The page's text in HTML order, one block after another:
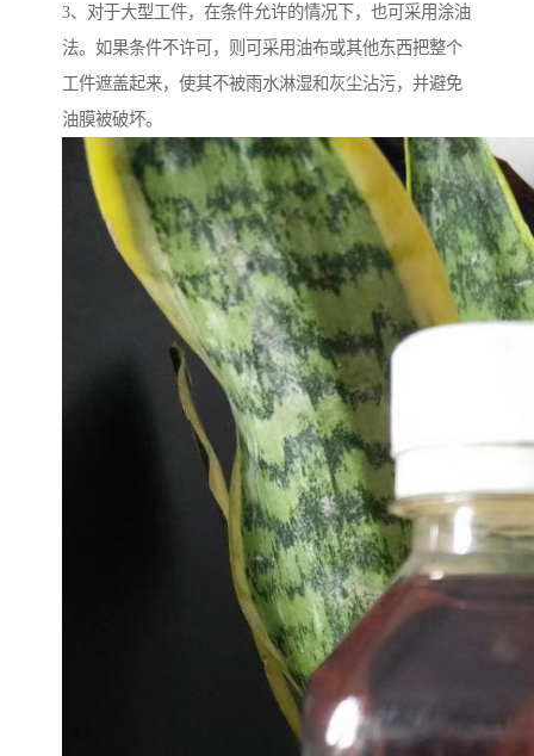
3、对于大型工件，在条件允许的情况下，也可采用涂油
法。如果条件不许可，则可采用油布或其他东西把整个
工件遮盖起来，使其不被雨水淋湿和灰尘沾污，并避免
油膜被破坏。